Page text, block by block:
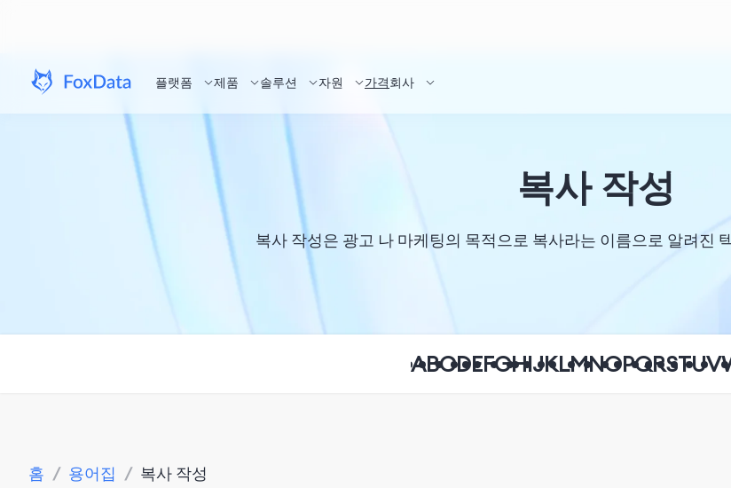
플랫폼 제품 솔루션 자원 가격회사
복사 작성
복사 작성은 광고 나 마케팅의 목적으로 복사라는 이름으로 알려진
ABCDEFGHIJKLMNOPQRSTUV
홈 / 용어집 / 복사 작성